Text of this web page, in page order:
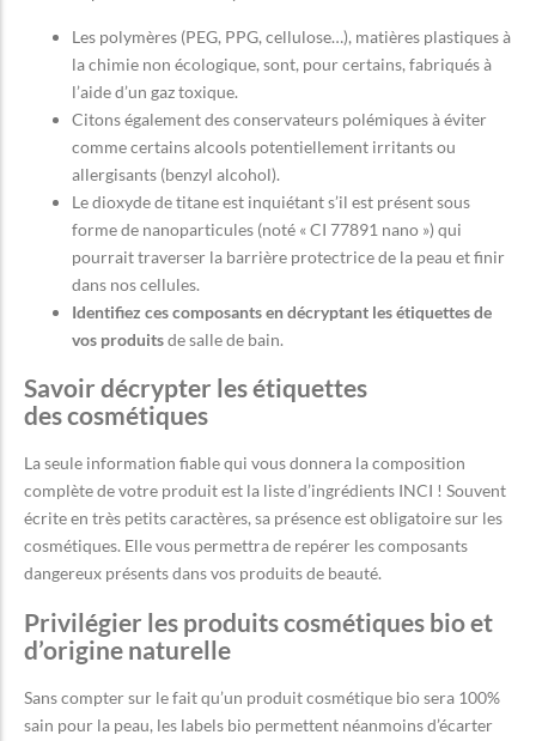
Les polymères (PEG, PPG, cellulose…), matières plastiques à
la chimie non écologique, sont, pour certains, fabriqués à
l’aide d’un gaz toxique.
Citons également des conservateurs polémiques à éviter
comme certains alcools potentiellement irritants ou
allergisants (benzyl alcohol).
Le dioxyde de titane est inquiétant s’il est présent sous
forme de nanoparticules (noté « CI 77891 nano ») qui
pourrait traverser la barrière protectrice de la peau et finir
dans nos cellules.
Identifiez ces composants en décryptant les étiquettes de
vos produitsde salle de bain.
Savoir décrypter les étiquettes
des cosmétiques
La seule information fiable qui vous donnera la composition
complète de votre produit est la liste d’ingrédients INCI ! Souvent
écrite en très petits caractères, sa présence est obligatoire sur les
cosmétiques. Elle vous permettra de repérer les composants
dangereux présents dans vos produits de beauté.
Privilégier les produits cosmétiques bio et
d’origine naturelle
Sans compter sur le fait qu’un produit cosmétique bio sera 100%
sain pour la peau, les labels bio permettent néanmoins d’écarter